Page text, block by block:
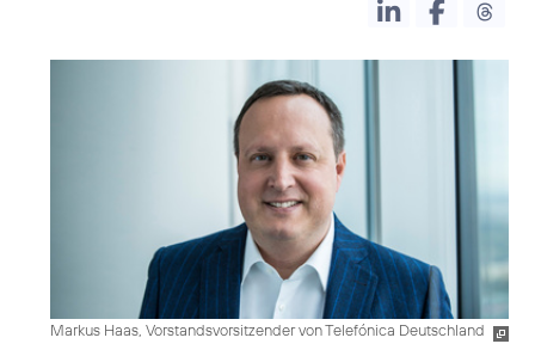
Markus Haas, Vorstandsvorsitzender von Telefónica Deutschland